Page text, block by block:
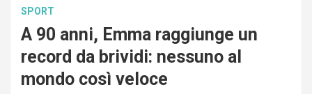
SPORT
A 90 anni, Emma raggiunge un
record da brividi: nessuno al
mondo così veloce